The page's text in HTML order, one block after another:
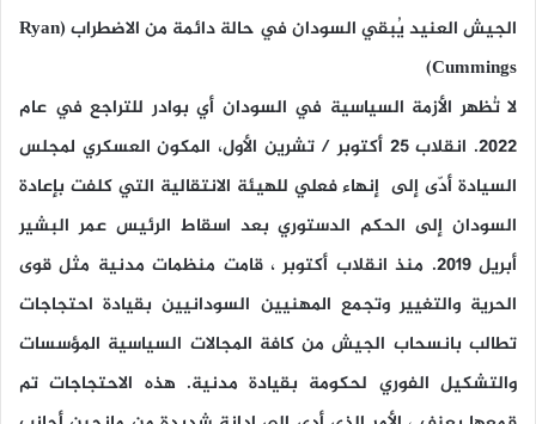
الجيش العنيد يُبقي السودان في حالة دائمة من الاضطراب (Ryan
Cummings)
لا تُظهر الأزمة السياسية في السودان أي بوادر للتراجع في عام
2022. انقلاب 25 أكتوبر / تشرين الأول، المكون العسكري لمجلس
السيادة أدّى إلى إنهاء فعلي للهيئة الانتقالية التي كلفت بإعادة
السودان إلى الحكم الدستوري بعد اسقاط الرئيس عمر البشير
أبريل 2019. منذ انقلاب أكتوبر ، قامت منظمات مدنية مثل قوى
الحرية والتغيير وتجمع المهنيين السودانيين بقيادة احتجاجات
تطالب بانسحاب الجيش من كافة المجالات السياسية المؤسسات
والتشكيل الفوري لحكومة بقيادة مدنية. هذه الاحتجاجات تم